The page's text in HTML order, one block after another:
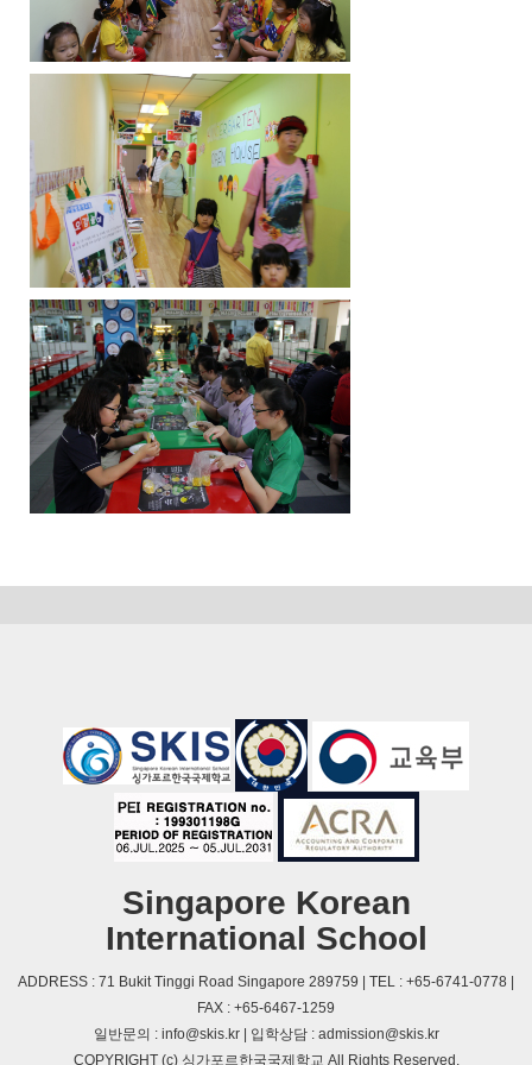
Singapore Korean
International School
ADDRESS : 71 Bukit Tinggi Road Singapore 289759 | TEL : +65-6741-0778 |
FAX : +65-6467-1259
일반문의 : info@skis.kr | 입학상담 : admission@skis.kr
COPYRIGHT (c) 싱가포르한국국제학교 All Rights Reserved.